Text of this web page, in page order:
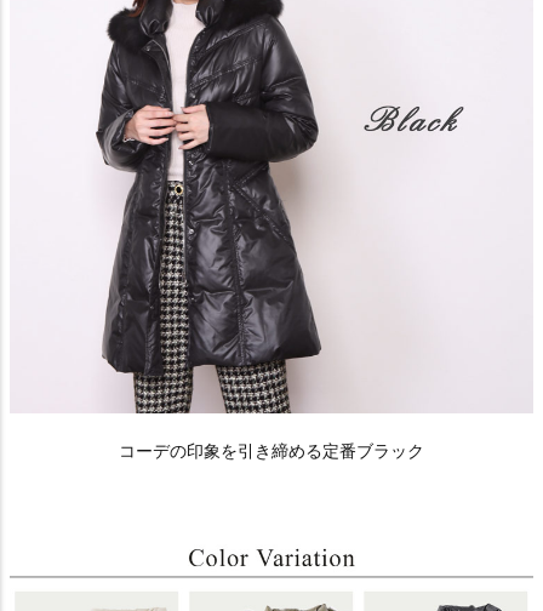
コーデの印象を引き締める定番ブラック